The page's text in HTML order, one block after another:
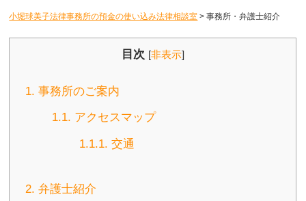
小堀球美子法律事務所の預金の使い込み法律相談室 >事務所・弁護士紹介
目次 [非表示]
1. 事務所のご案内
1.1. アクセスマップ
1.1.1. 交通
2. 弁護士紹介